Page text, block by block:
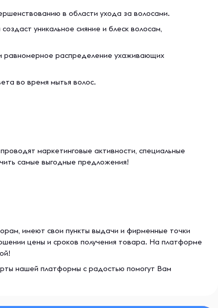
в области ухода за волосами.
уникальное сияние и блеск волосам,
равномерное распределение ухаживающих
во время мытья волос.
маркетинговые активности, специальные
самые выгодные предложения!
имеют свои пункты выдачи и фирменные точки
цены и сроков получения товара. На платформе
нашей платформы с радостью помогут Вам